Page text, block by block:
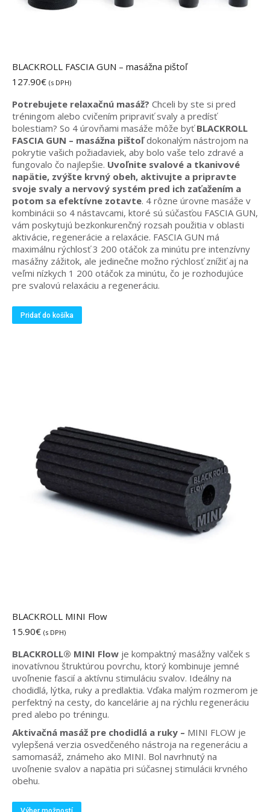
BLACKROLL FASCIA GUN – masážna pištoľ
127.90€ (s DPH)
Potrebujete relaxačnú masáž? Chceli by ste si pred
tréningom alebo cvičením pripraviť svaly a predísť
bolestiam? So 4 úrovňami masáže môže byťBLACKROLL
FASCIA GUN – masážna pištoľdokonalým nástrojom na
pokrytie vašich požiadaviek, aby bolo vaše telo zdravé a
fungovalo čo najlepšie. Uvoľnite svalové a tkanivové
napätie, zvýšte krvný obeh, aktivujte a pripravte
svoje svaly a nervový systém pred ich zaťažením a
potom sa efektívne zotavte. 4 rôzne úrovne masáže v
kombinácii so 4 nástavcami, ktoré sú súčasťou FASCIA GUN,
vám poskytujú bezkonkurenčný rozsah použitia v oblasti
aktivácie, regenerácie a relaxácie. FASCIA GUN má
maximálnu rýchlosť 3 200 otáčok za minútu pre intenzívny
masážny zážitok, ale jedinečne možno rýchlosť znížiť aj na
veľmi nízkych 1 200 otáčok za minútu, čo je rozhodujúce
pre svalovú relaxáciu a regeneráciu.
Pridať do košíka
BLACKROLL MINI Flow
15.90€ (s DPH)
BLACKROLL® MINI Flow je kompaktný masážny valček s
inovatívnou štruktúrou povrchu, ktorý kombinuje jemné
uvoľnenie fascií a aktívnu stimuláciu svalov. Ideálny na
chodidlá, lýtka, ruky a predlaktia. Vďaka malým rozmerom je
perfektný na cesty, do kancelárie aj na rýchlu regeneráciu
pred alebo po tréningu.
Aktivačná masáž pre chodidlá a ruky – MINI FLOW je
vylepšená verzia osvedčeného nástroja na regeneráciu a
samomasáž, známeho ako MINI. Bol navrhnutý na
uvoľnenie svalov a napätia pri súčasnej stimulácii krvného
obehu.